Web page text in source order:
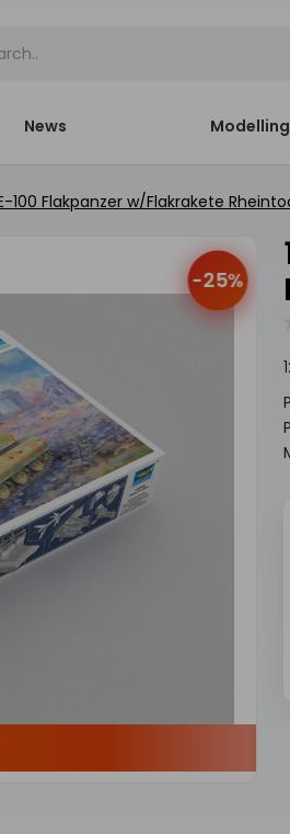
News
100 Flakpanzer w/Flakrakete
-25%
1:35